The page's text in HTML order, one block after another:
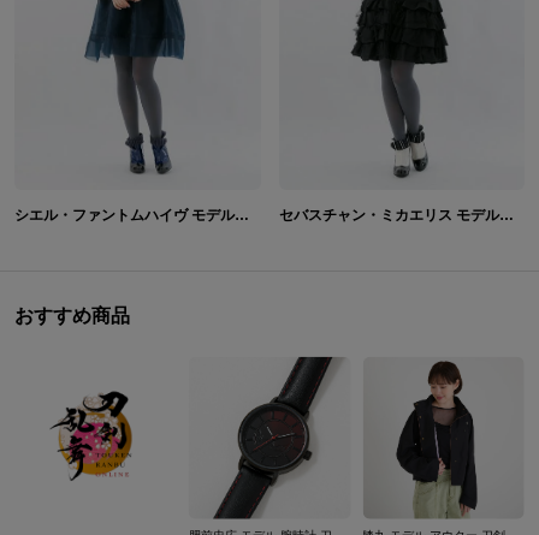
シエル・ファントムハイヴ モデル ショートブーツ シューズ 黒執事 セバスチャン・ミカエリス モデル ショートブーツ シューズ 黒執事
おすすめ商品